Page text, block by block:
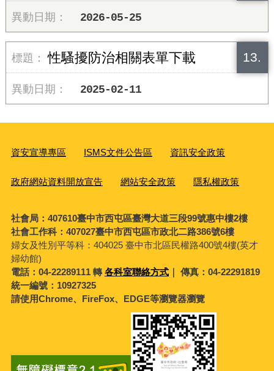
2026-05-25
13.
性騷擾防治相關表單下載
2025-02-11
資安宣導專區 ISMS文件公告區 資訊安全政策
政府網站資料開放宣告 網站安全政策 隱私權政策
社會局：407610臺中市西屯區臺灣大道三段99號惠中樓2樓
社會工作科：407027臺中市西屯區市政北二路386號6樓
婦女及性別平等科： 404025 臺中市北區民權路400號4樓(英才
婦幼館)
電話：04-22289111 轉各科室聯絡方式｜ 傳真：04-22291819
統一編號：10927325
請使用Chrome、FireFox、EDGE等瀏覽器瀏覽